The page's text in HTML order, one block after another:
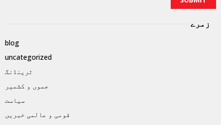
زمرے
blog
uncategorized
ٹرینڈنگ
جموں و کشمیر
سیاست
قومی و عالمی خبریں